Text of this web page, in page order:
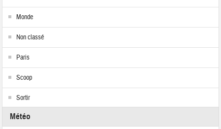
Monde
Non classé
Paris
Scoop
Sortir
Météo